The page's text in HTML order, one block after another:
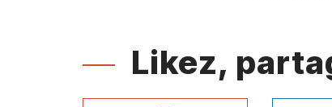
Likez,